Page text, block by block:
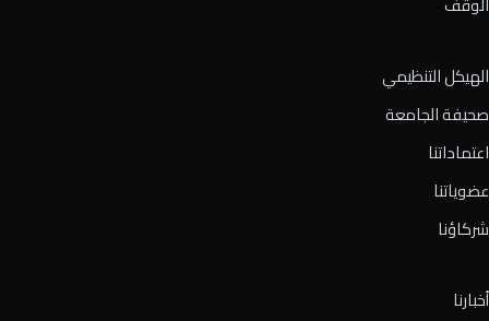
الهيكل التنظيمي
صحيفة الجامعة
اعتماداتنا
عضوياتنا
شركاؤنا
أخبارنا